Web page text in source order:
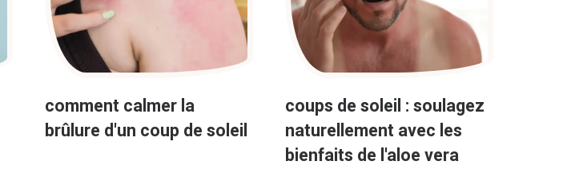
comment calmer la
brûlure d'un coup de soleil
coups de soleil : soulagez
naturellement avec les
bienfaits de l'aloe vera